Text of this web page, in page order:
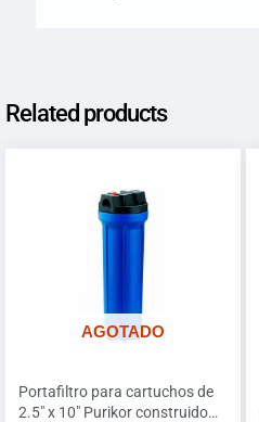
Related products
AGOTADO
Portafiltro para cartuchos de
2.5″ x 10″ Purikor construido